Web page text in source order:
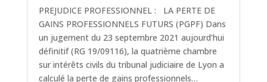
PREJUDICE PROFESSIONNEL : LA PERTE DE
GAINS PROFESSIONNELS FUTURS (PGPF) Dans
un jugement du 23 septembre 2021 aujourd’hui
définitif (RG 19/09116), la quatrième chambre
sur intérêts civils du tribunal judiciaire de Lyon a
calculé la perte de gains professionnels…